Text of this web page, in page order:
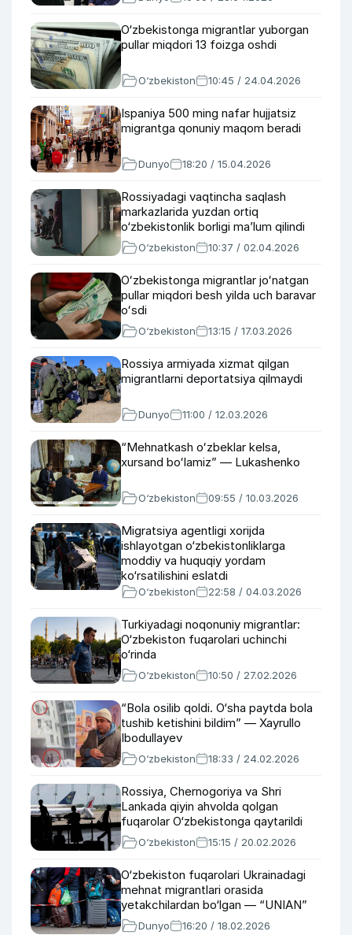
O‘zbekistonga migrantlar yuborgan
pullar miqdori 13 foizga oshdi
O‘zbekiston 10:45 / 24.04.2026
Ispaniya 500 ming nafar hujjatsiz
migrantga qonuniy maqom beradi
Dunyo 18:20 / 15.04.2026
Rossiyadagi vaqtincha saqlash
markazlarida yuzdan ortiq
o‘zbekistonlik borligi maʼlum qilindi
O‘zbekiston 10:37 / 02.04.2026
Oʻzbekistonga migrantlar joʻnatgan
pullar miqdori besh yilda uch baravar
oʻsdi
O‘zbekiston 13:15 / 17.03.2026
Rossiya armiyada xizmat qilgan
migrantlarni deportatsiya qilmaydi
Dunyo 11:00 / 12.03.2026
“Mehnatkash oʻzbeklar kelsa,
xursand boʻlamiz” — Lukashenko
O‘zbekiston 09:55 / 10.03.2026
Migratsiya agentligi xorijda
ishlayotgan o‘zbekistonliklarga
moddiy va huquqiy yordam
ko‘rsatilishini eslatdi
O‘zbekiston 22:58 / 04.03.2026
Turkiyadagi noqonuniy migrantlar:
O‘zbekiston fuqarolari uchinchi
o‘rinda
O‘zbekiston 10:50 / 27.02.2026
“Bola osilib qoldi. O‘sha paytda bola
tushib ketishini bildim” — Xayrullo
Ibodullayev
O‘zbekiston 18:33 / 24.02.2026
Rossiya, Chernogoriya va Shri
Lankada qiyin ahvolda qolgan
fuqarolar O‘zbekistonga qaytarildi
O‘zbekiston 15:15 / 20.02.2026
O‘zbekiston fuqarolari Ukrainadagi
mehnat migrantlari orasida
yetakchilardan bo‘lgan — “UNIAN”
Dunyo 16:20 / 18.02.2026